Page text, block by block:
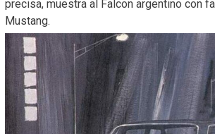
precisa, muestra al Falcon argentino con
Mustang.